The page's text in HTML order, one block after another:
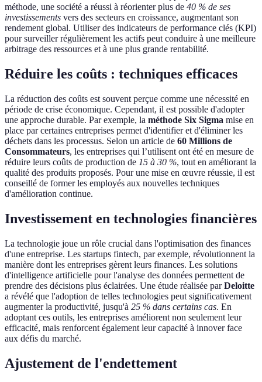
méthode, une société a réussi à réorienter plus de 40 % de ses
investissements vers des secteurs en croissance, augmentant son
rendement global. Utiliser des indicateurs de performance clés (KPI)
pour surveiller régulièrement les actifs peut conduire à une meilleure
arbitrage des ressources et à une plus grande rentabilité.
Réduire les coûts : techniques efficaces
La réduction des coûts est souvent perçue comme une nécessité en
période de crise économique. Cependant, il est possible d'adopter
une approche durable. Par exemple, la méthode Six Sigma mise en
place par certaines entreprises permet d'identifier et d'éliminer les
déchets dans les processus. Selon un article de 60 Millions de
Consommateurs, les entreprises qui l’utilisent ont été en mesure de
réduire leurs coûts de production de 15 à 30 %, tout en améliorant la
qualité des produits proposés. Pour une mise en œuvre réussie, il est
conseillé de former les employés aux nouvelles techniques
d'amélioration continue.
Investissement en technologies financières
La technologie joue un rôle crucial dans l'optimisation des finances
d'une entreprise. Les startups fintech, par exemple, révolutionnent la
manière dont les entreprises gèrent leurs finances. Les solutions
d'intelligence artificielle pour l'analyse des données permettent de
prendre des décisions plus éclairées. Une étude réalisée parDeloitte
a révélé que l'adoption de telles technologies peut significativement
augmenter la productivité, jusqu'à 25 % dans certains cas. En
adoptant ces outils, les entreprises améliorent non seulement leur
efficacité, mais renforcent également leur capacité à innover face
aux défis du marché.
Ajustement de l'endettement